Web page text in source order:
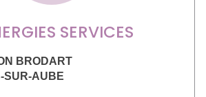
SERVICES
BRODART
SUR-AUBE